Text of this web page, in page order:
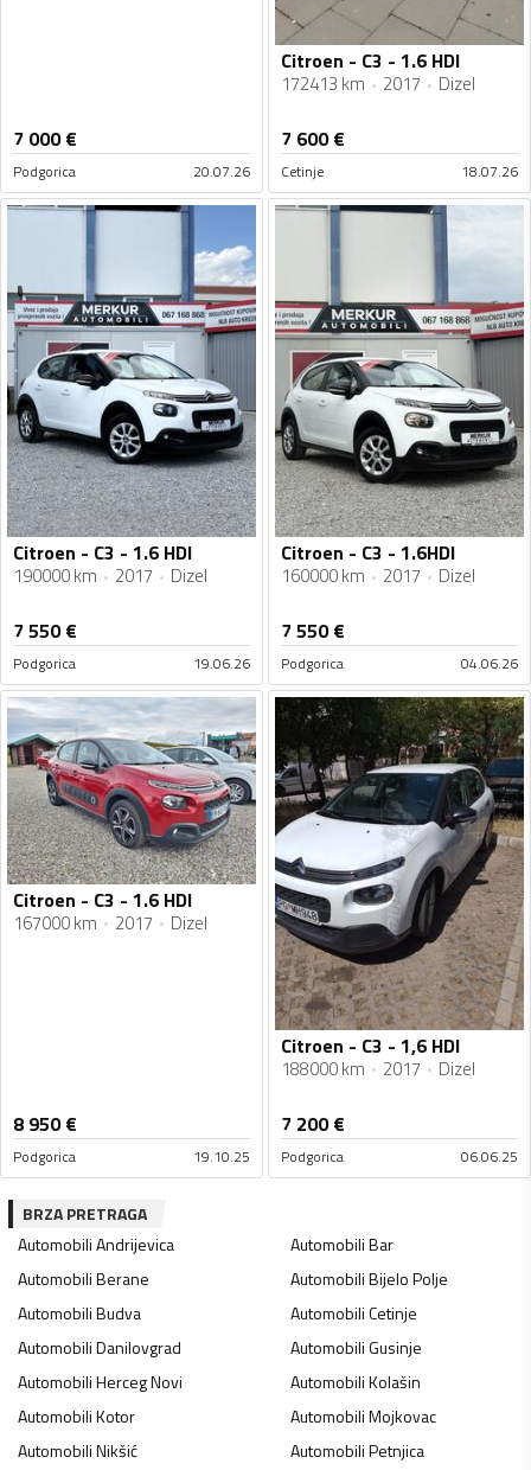
7 000€
Podgorica 20.07.26
Citroen - C3 - 1.6 HDI
172413 km 2017 Dizel
7 600€
Cetinje 18.07.26
Citroen - C3 - 1.6 HDI
190000 km 2017 Dizel
7 550€
Podgorica 19.06.26
Citroen - C3 - 1.6HDI
160000 km 2017 Dizel
7 550€
Podgorica 04.06.26
Citroen - C3 - 1.6 HDI
167000 km 2017 Dizel
8 950€
Podgorica 19.10.25
Citroen - C3 - 1,6 HDI
188000 km 2017 Dizel
7 200€
Podgorica 06.06.25
BRZA PRETRAGA
AutomobiliAndrijevica AutomobiliBar
AutomobiliBerane AutomobiliBijelo Polje
AutomobiliBudva AutomobiliCetinje
AutomobiliDanilovgrad AutomobiliGusinje
AutomobiliHerceg Novi AutomobiliKolašin
AutomobiliKotor AutomobiliMojkovac
AutomobiliNikšić AutomobiliPetnjica